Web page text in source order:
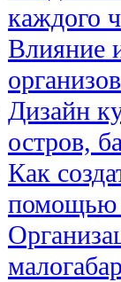
каждого
Влияние
Дизайн
остров,
Как
помощью